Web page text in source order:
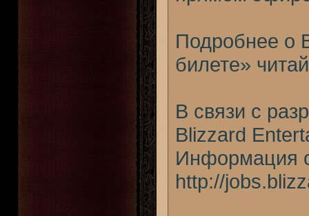
Подробнее о
билете»
В связи с
Blizzard
Информация
http://